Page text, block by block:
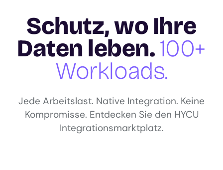
Schutz, wo Ihre
Daten leben.100+
Workloads.
Jede Arbeitslast. Native Integration. Keine
Kompromisse. Entdecken Sie den HYCU
Integrationsmarktplatz.